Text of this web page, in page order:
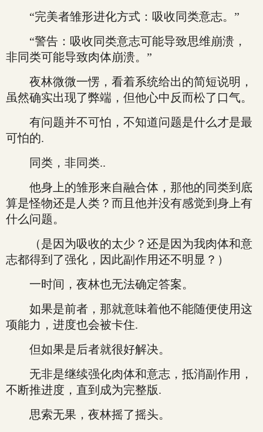
“完美者雏形进化方式：吸收同类意志。”
“警告：吸收同类意志可能导致思维崩溃，
非同类可能导致肉体崩溃。”
夜林微微一愣，看着系统给出的简短说明，
虽然确实出现了弊端，但他心中反而松了口气。
有问题并不可怕，不知道问题是什么才是最
可怕的.
同类，非同类..
他身上的雏形来自融合体，那他的同类到底
算是怪物还是人类？而且他并没有感觉到身上有
什么问题。
（是因为吸收的太少？还是因为我肉体和意
志都得到了强化，因此副作用还不明显？）
一时间，夜林也无法确定答案。
如果是前者，那就意味着他不能随便使用这
项能力，进度也会被卡住.
但如果是后者就很好解决。
无非是继续强化肉体和意志，抵消副作用，
不断推进度，直到成为完整版.
思索无果，夜林摇了摇头。